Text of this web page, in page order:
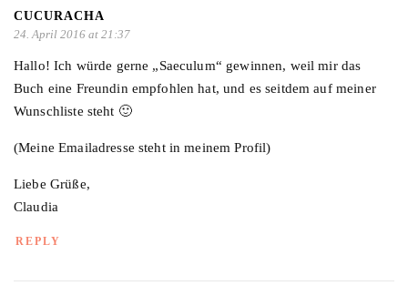
CUCURACHA
24. April 2016 at 21:37
Hallo! Ich würde gerne „Saeculum“ gewinnen, weil mir das
Buch eine Freundin empfohlen hat, und es seitdem auf meiner
Wunschliste steht 🙂
(Meine Emailadresse steht in meinem Profil)
Liebe Grüße,
Claudia
REPLY